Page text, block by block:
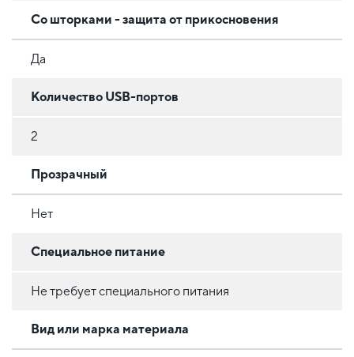
Со шторками - защита от прикосновения
Да
Количество USB-портов
2
Прозрачный
Нет
Специальное питание
Не требует специального питания
Вид или марка материала